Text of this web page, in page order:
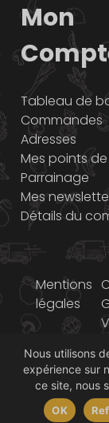
Mon
Tableau de
Commandes
Adresses
Mes points
Parrainage
Mes
Détails du
Mentions
légales
Nous utilisons
expérience sur
ce site, nous
OK